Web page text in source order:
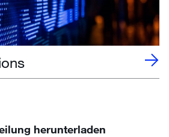
herunterladen